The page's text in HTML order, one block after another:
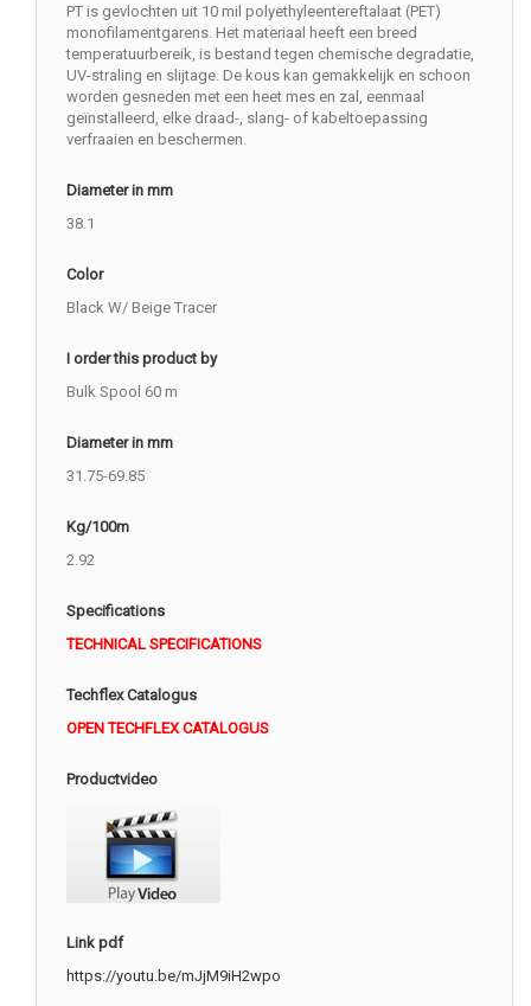
PT is gevlochten uit 10 mil polyethyleentereftalaat (PET)
monofilamentgarens. Het materiaal heeft een breed
temperatuurbereik, is bestand tegen chemische degradatie,
UV-straling en slijtage. De kous kan gemakkelijk en schoon
worden gesneden met een heet mes en zal, eenmaal
geïnstalleerd, elke draad-, slang- of kabeltoepassing
verfraaien en beschermen.
Diameter in mm
38.1
Color
Black W/ Beige Tracer
I order this product by
Bulk Spool 60 m
Diameter in mm
31.75-69.85
Kg/100m
2.92
Specifications
TECHNICAL SPECIFICATIONS
Techflex Catalogus
OPEN TECHFLEX CATALOGUS
Productvideo
Link pdf
https://youtu.be/mJjM9iH2wpo